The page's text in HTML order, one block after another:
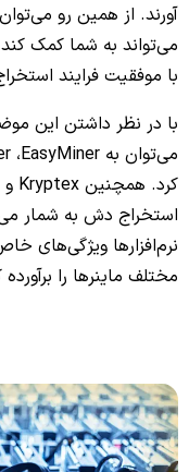
آورند. از همین رو
می‌تواند به شما کمک کند
با موفقیت فرایند
با در نظر داشتن این
استخراج دش به شمار
نرم‌افزارها ویژگی‌های
مختلف ماینرها را برآورده